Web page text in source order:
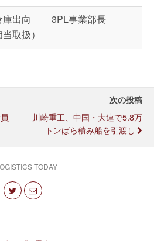
出向
取扱）
3PL事業部長
次の投稿
川崎重工、中国・大連で5.8万
トンばら積み船を引渡し
TODAY